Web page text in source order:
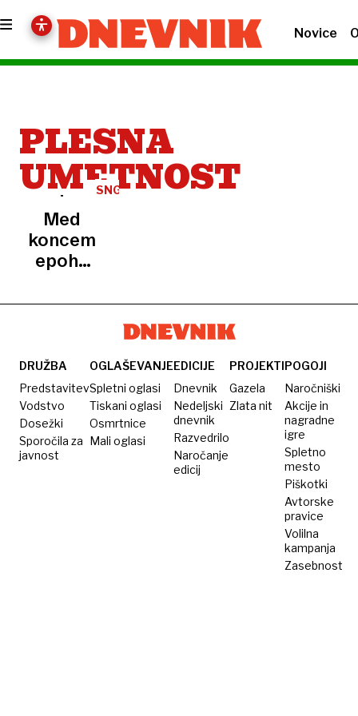
Novice
PLESNA
UMETNOST
SNG
Med
koncem
epohe
novimi
DRUŽBA
Predstavitev
Vodstvo
Dosežki
Sporočila za
javnost
OGLAŠEVANJE
Spletni oglasi
Tiskani oglasi
Osmrtnice
Mali oglasi
EDICIJE
Dnevnik
Nedeljski
dnevnik
Razvedrilo
Naročanje
edicij
PROJEKTI
Gazela
Zlata nit
POGOJI
Naročniški
Akcije in
nagradne
igre
Spletno
mesto
Piškotki
Avtorske
pravice
Volilna
kampanja
Zasebnost